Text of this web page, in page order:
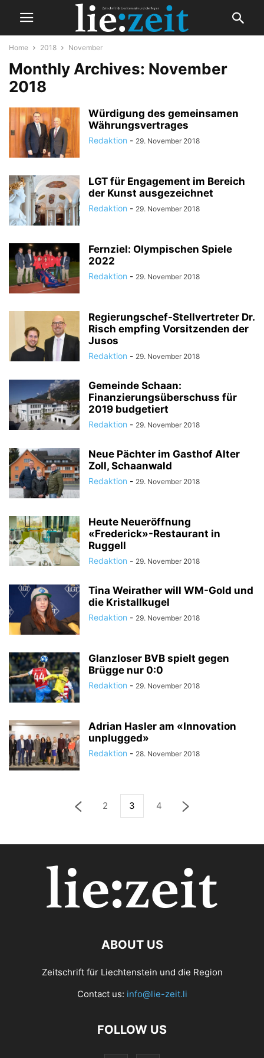
Home 2018 November
Monthly Archives: November
2018
Würdigung des gemeinsamen
Währungsvertrages
Redaktion - 29. November 2018
LGT für Engagement im Bereich
der Kunst ausgezeichnet
Redaktion - 29. November 2018
Fernziel: Olympischen Spiele
2022
Redaktion - 29. November 2018
Regierungschef-Stellvertreter Dr.
Risch empfing Vorsitzenden der
Jusos
Redaktion - 29. November 2018
Gemeinde Schaan:
Finanzierungsüberschuss für
2019 budgetiert
Redaktion - 29. November 2018
Neue Pächter im Gasthof Alter
Zoll, Schaanwald
Redaktion - 29. November 2018
Heute Neueröffnung
«Frederick»-Restaurant in
Ruggell
Redaktion - 29. November 2018
Tina Weirather will WM-Gold und
die Kristallkugel
Redaktion - 29. November 2018
Glanzloser BVB spielt gegen
Brügge nur 0:0
Redaktion - 29. November 2018
Adrian Hasler am «Innovation
unplugged»
Redaktion - 28. November 2018
2 3 4
ABOUT US
Zeitschrift für Liechtenstein und die Region
Contact us: info@lie-zeit.li
FOLLOW US